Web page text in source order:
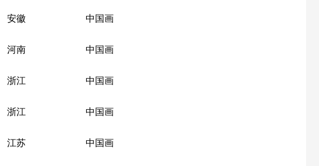
安徽 中国画
河南 中国画
浙江 中国画
浙江 中国画
江苏 中国画